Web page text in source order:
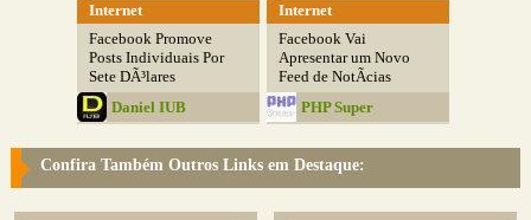
Internet
Facebook Promove
Posts Individuais Por
Sete DÃ³lares
Daniel IUB
Internet
Facebook Vai
Apresentar um Novo
Feed de NotÃ­cias
PHP Super
Confira Também Outros Links em Destaque: